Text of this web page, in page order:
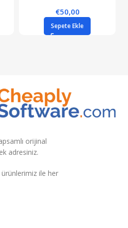
€50,00
Sepete Ekle
orijinal
adresiniz.
ile her